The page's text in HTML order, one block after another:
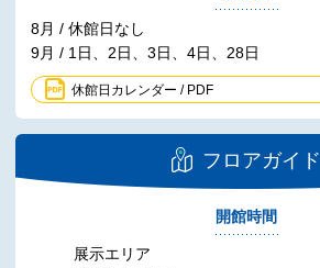
8月 / 休館日なし
9月 / 1日、2日、3日、4日、28日
休館日カレンダー / PDF
フロアガイド
開館時間
展示エリア